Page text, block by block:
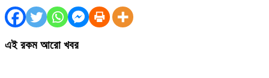
এই রকম আরো খবর